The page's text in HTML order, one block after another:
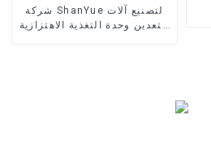
شركة ShanYue لتصنيع آلات
التعدين وحدة التغذية الاهتزازية